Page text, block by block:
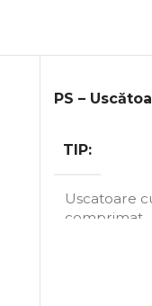
PS –
TIP
Uscatoare
comprimat